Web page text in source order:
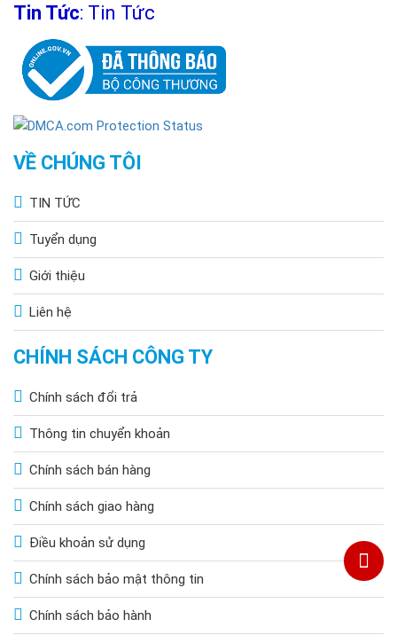
Tin Tức: Tin Tức
VỀ CHÚNG TÔI
TIN TỨC
Tuyển dụng
Giới thiệu
Liên hệ
CHÍNH SÁCH CÔNG TY
Chính sách đổi trả
Thông tin chuyển khoản
Chính sách bán hàng
Chính sách giao hàng
Điều khoản sử dụng
Chính sách bảo mật thông tin
Chính sách bảo hành